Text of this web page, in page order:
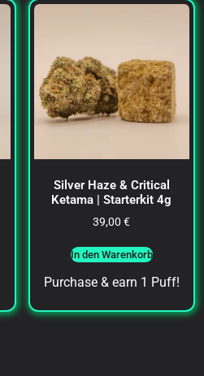
Silver Haze & Critical
Ketama | Starterkit 4g
39,00€
In den Warenkorb
Purchase & earn 1 Puff!